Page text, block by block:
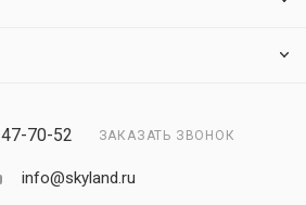
70-52 ЗАКАЗАТЬ ЗВОНОК
info@skyland.ru